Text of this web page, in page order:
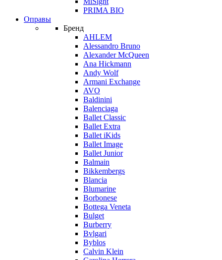
PRIMA BIO
Оправы
Бренд
AHLEM
Alessandro Bruno
Alexander McQueen
Ana Hickmann
Andy Wolf
Armani Exchange
AVO
Baldinini
Balenciaga
Ballet Classic
Ballet Extra
Ballet iKids
Ballet Image
Ballet Junior
Balmain
Bikkembergs
Blancia
Blumarine
Borbonese
Bottega Veneta
Bulget
Burberry
Bvlgari
Byblos
Calvin Klein